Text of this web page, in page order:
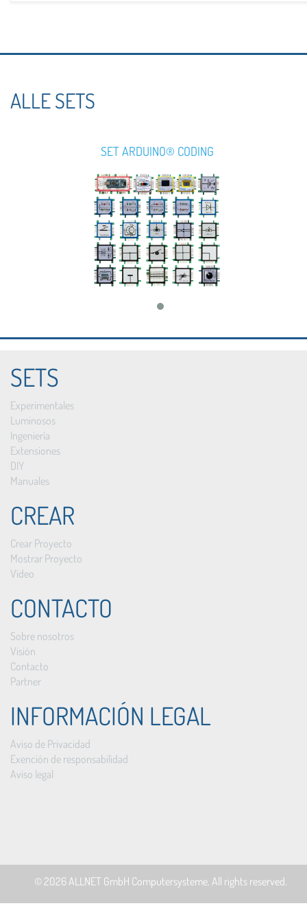
ALLE SETS
SET ARDUINO® CODING
SETS
Experimentales
Luminosos
Ingeniería
Extensiones
DIY
Manuales
CREAR
Crear Proyecto
Mostrar Proyecto
Vídeo
CONTACTO
Sobre nosotros
Visión
Contacto
Partner
INFORMACIÓN LEGAL
Aviso de Privacidad
Exención de responsabilidad
Aviso legal
© 2026ALLNET GmbH Computersysteme. All rights reserved.